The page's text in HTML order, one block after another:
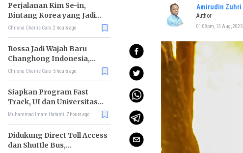
Perjalanan Kim Se-in,
Bintang Korea yang Jadi
Kurir Makanan
Chrisna Chanis Cara 2 hours ago
Rossa Jadi Wajah Baru
Changhong Indonesia,
Garansi Produk Kini
Chrisna Chanis Cara 5 hours ago
Siapkan Program Fast
Track, UI dan Universitas
Agung Podomoro Jalin
Muhammad Imam Hatami 7 hours ago
Didukung Direct Toll Access
dan Shuttle Bus,
Amirudin Zuhri
Author
01:08pm, 13 Aug, 2025